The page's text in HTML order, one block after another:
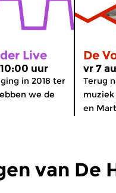
Live
uur
in 2018 ter
we de
De
vr 7
Terug
muziek
en
van De